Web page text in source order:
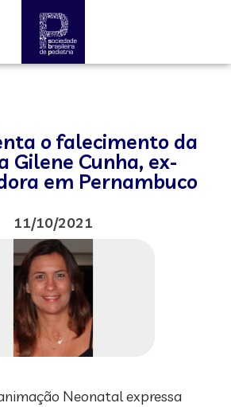
o falecimento da
Gilene Cunha, ex-
em Pernambuco
11/10/2021
Neonatal expressa